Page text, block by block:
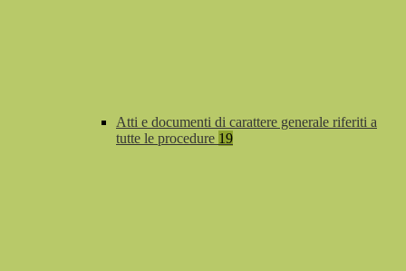
Atti e documenti di carattere generale riferiti a
tutte le procedure 19